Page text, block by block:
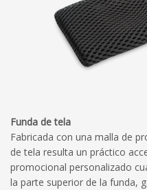
Funda de tela
Fabricada con una malla de
de tela resulta un práctico
promocional personalizado
la parte superior de la funda,